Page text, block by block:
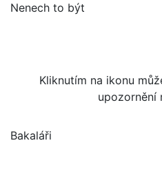
Nenech to být
Kliknutím na ikonu
upozornění
Bakaláři